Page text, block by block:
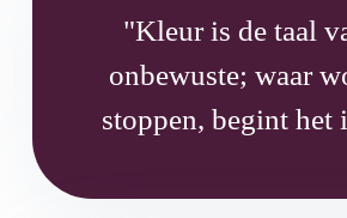
"Kleur is de taal
onbewuste; waar
stoppen, begint het